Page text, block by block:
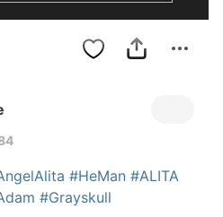
#HeMan #ALITA
#Grayskull